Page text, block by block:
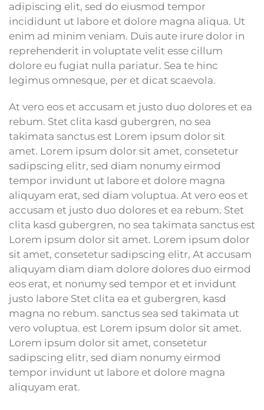
adipiscing elit, sed do eiusmod tempor
incididunt ut labore et dolore magna aliqua. Ut
enim ad minim veniam. Duis aute irure dolor in
reprehenderit in voluptate velit esse cillum
dolore eu fugiat nulla pariatur. Sea te hinc
legimus omnesque, per et dicat scaevola.
At vero eos et accusam et justo duo dolores et ea
rebum. Stet clita kasd gubergren, no sea
takimata sanctus est Lorem ipsum dolor sit
amet. Lorem ipsum dolor sit amet, consetetur
sadipscing elitr, sed diam nonumy eirmod
tempor invidunt ut labore et dolore magna
aliquyam erat, sed diam voluptua. At vero eos et
accusam et justo duo dolores et ea rebum. Stet
clita kasd gubergren, no sea takimata sanctus est
Lorem ipsum dolor sit amet. Lorem ipsum dolor
sit amet, consetetur sadipscing elitr, At accusam
aliquyam diam diam dolore dolores duo eirmod
eos erat, et nonumy sed tempor et et invidunt
justo labore Stet clita ea et gubergren, kasd
magna no rebum. sanctus sea sed takimata ut
vero voluptua. est Lorem ipsum dolor sit amet.
Lorem ipsum dolor sit amet, consetetur
sadipscing elitr, sed diam nonumy eirmod
tempor invidunt ut labore et dolore magna
aliquyam erat.